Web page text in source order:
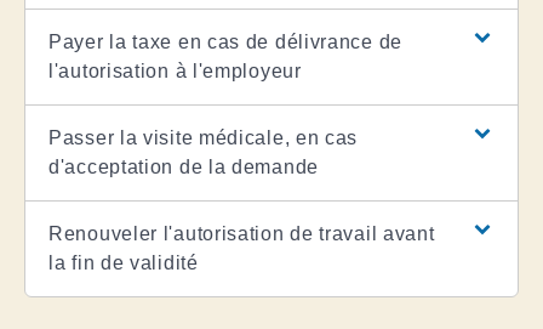
Payer la taxe en cas de délivrance de
l'autorisation à l'employeur
Passer la visite médicale, en cas
d'acceptation de la demande
Renouveler l'autorisation de travail avant
la fin de validité